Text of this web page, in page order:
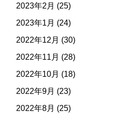
2023年2月 (25)
2023年1月 (24)
2022年12月 (30)
2022年11月 (28)
2022年10月 (18)
2022年9月 (23)
2022年8月 (25)